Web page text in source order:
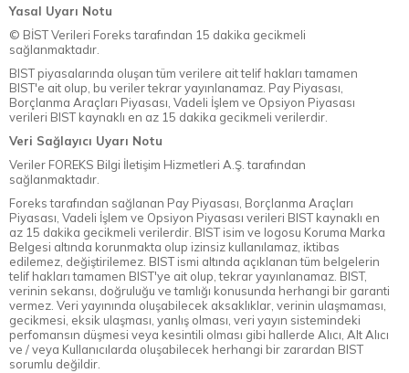
Yasal Uyarı Notu
© BİST Verileri Foreks tarafından 15 dakika gecikmeli
sağlanmaktadır.
BIST piyasalarında oluşan tüm verilere ait telif hakları tamamen
BIST'e ait olup, bu veriler tekrar yayınlanamaz. Pay Piyasası,
Borçlanma Araçları Piyasası, Vadeli İşlem ve Opsiyon Piyasası
verileri BIST kaynaklı en az 15 dakika gecikmeli verilerdir.
Veri Sağlayıcı Uyarı Notu
Veriler FOREKS Bilgi İletişim Hizmetleri A.Ş. tarafından
sağlanmaktadır.
Foreks tarafından sağlanan Pay Piyasası, Borçlanma Araçları
Piyasası, Vadeli İşlem ve Opsiyon Piyasası verileri BIST kaynaklı en
az 15 dakika gecikmeli verilerdir. BIST isim ve logosu Koruma Marka
Belgesi altında korunmakta olup izinsiz kullanılamaz, iktibas
edilemez, değiştirilemez. BIST ismi altında açıklanan tüm belgelerin
telif hakları tamamen BIST'ye ait olup, tekrar yayınlanamaz. BIST,
verinin sekansı, doğruluğu ve tamlığı konusunda herhangi bir garanti
vermez. Veri yayınında oluşabilecek aksaklıklar, verinin ulaşmaması,
gecikmesi, eksik ulaşması, yanlış olması, veri yayın sistemindeki
perfomansın düşmesi veya kesintili olması gibi hallerde Alıcı, Alt Alıcı
ve / veya Kullanıcılarda oluşabilecek herhangi bir zarardan BIST
sorumlu değildir.